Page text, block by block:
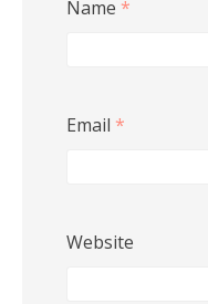
Name *
Email *
Website